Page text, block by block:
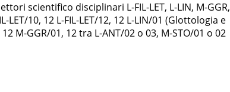
scientifico disciplinari L-FIL-LET, L-LIN, M-GGR,
LET/10, 12 L-FIL-LET/12, 12 L-LIN/01 (Glottologia e
M-GGR/01, 12 tra L-ANT/02 o 03, M-STO/01 o 02